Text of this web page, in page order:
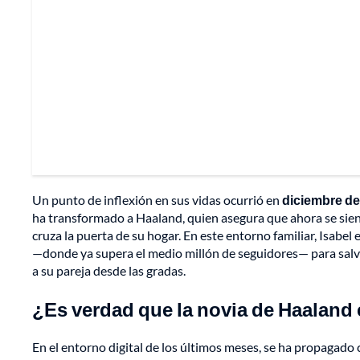
Un punto de inflexión en sus vidas ocurrió en diciembre
ha transformado a Haaland, quien asegura que ahora se
cruza la puerta de su hogar. En este entorno familiar,
—donde ya supera el medio millón de seguidores— para
a su pareja desde las gradas.
¿Es verdad que la novia de
En el entorno digital de los últimos meses, se ha